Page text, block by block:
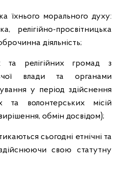
їхнього морального духу:
релігійно-просвітницька
діяльність;
та релігійних громад з
влади та органами
у період здійснення
та волонтерських місій
обмін досвідом);
сьогодні етнічні та
здійснюючи свою статутну